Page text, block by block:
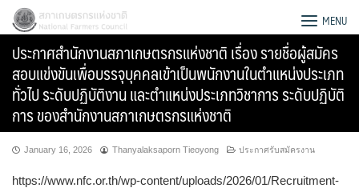
Skip
content
สภาเกษตรกรแห่งชาติ MENU
ประกาศสำนักงานสภาเกษตรกรแห่งชาติ เรื่อง รายชื่อผู้สมัคร
สอบแข่งขันเพื่อบรรจุบุคคลเข้าเป็นพนักงานในตำแหน่งประเภท
ทั่วไป ระดับปฏิบัติงาน และตำแหน่งประเภทวิชาการ ระดับปฏิบัติ
การ ของสำนักงานสภาเกษตรกรแห่งชาติ
January 16, 2026 Thanyalaksaporn Tieoyong ประกาศรับสมัครงาน
https://www.nfc.or.th/wp-content/uploads/2026/01/Recruitment-